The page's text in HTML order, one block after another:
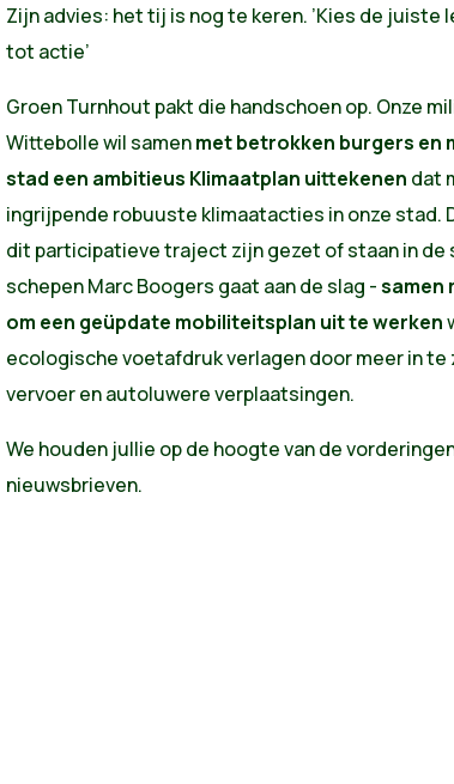
Zijn advies: het tij is nog te keren. ’Kies de juiste
tot actie’
Groen Turnhout pakt die handschoen op. Onze
Wittebolle wil samenmet betrokken burgers en
stad een ambitieus Klimaatplan uittekenen dat
ingrijpende robuuste klimaatacties in onze stad.
dit participatieve traject zijn gezet of staan in de
schepen Marc Boogers gaat aan de slag -samen
om een geüpdate mobiliteitsplan uit te werken
ecologische voetafdruk verlagen door meer in
vervoer en autoluwere verplaatsingen.
We houden jullie op de hoogte van de
nieuwsbrieven.